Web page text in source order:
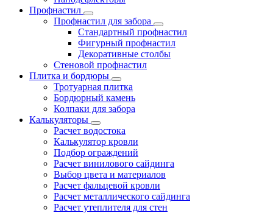
Профнастил
Профнастил для забора
Стандартный профнастил
Фигурный профнастил
Декоративные столбы
Стеновой профнастил
Плитка и бордюры
Тротуарная плитка
Бордюрный камень
Колпаки для забора
Калькуляторы
Расчет водостока
Калькулятор кровли
Подбор ограждений
Расчет винилового сайдинга
Выбор цвета и материалов
Расчет фальцевой кровли
Расчет металлического сайдинга
Расчет утеплителя для стен